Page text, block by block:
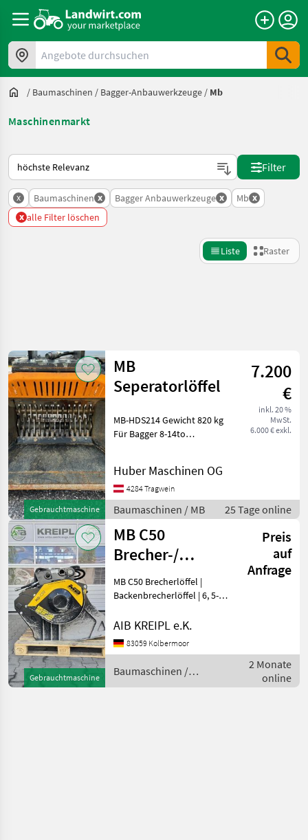
Angebote durchsuchen
/ Baumaschinen / Bagger-Anbauwerkzeuge / Mb
Maschinenmarkt
So wird auf Landwirt.com sortiert
Filter
x Baumaschinen x Bagger Anbauwerkzeuge x Mb x
x alle Filter löschen
Liste Raster
Kategorie 4 Land
AKTUELLER
PFAD
Bautechnik
Baumaschinen
Bagger
Anbauwerkzeuge
KATEGORIE
WÄHLEN
MB
BIG
Kinshofer
Auger Torque
Zurücksetzen
Ergebnisse
anzeigen
Gebrauchtmaschine
MB
Seperatorlöffel
7.200
€
inkl. 20 %
MwSt.
6.000 € exkl.
MB-HDS214 Gewicht 820 kg
Für Bagger 8-14to
Anbauwerkzeuge
Huber Maschinen OG
4284 Tragwein
Baumaschinen / MB 25 Tage online
Gebrauchtmaschine
MB C50
Brecher-/
Backenbrecherlöffel
6,5-10t
Preis
auf
Anfrage
MB C50 Brecherlöffel |
Backenbrecherlöffel | 6, 5-
ZEIGEN NUR FOTOS – BEI
LAGER! Besichtigen -
AIB KREIPL e.K.
83059 Kolbermoor
Baumaschinen /
MB
2 Monate
online